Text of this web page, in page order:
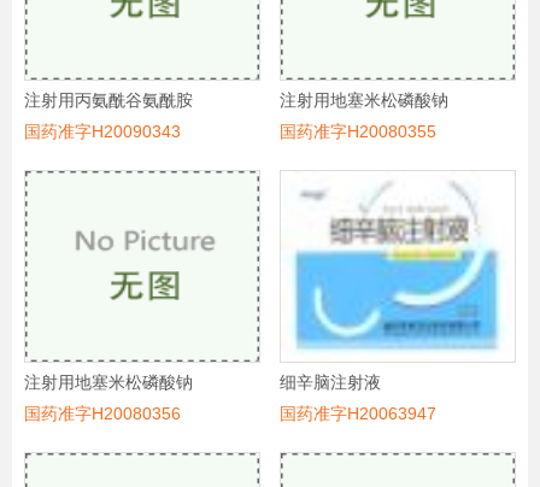
注射用丙氨酰谷氨酰胺
国药准字H20090343
注射用地塞米松磷酸钠
国药准字H20080355
注射用地塞米松磷酸钠
国药准字H20080356
细辛脑注射液
国药准字H20063947